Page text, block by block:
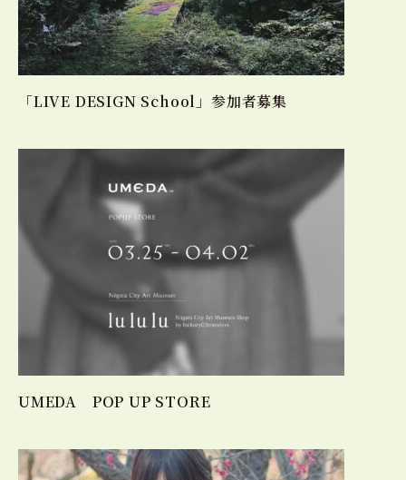
「LIVE DESIGN School」参加者募集
UMEDA POP UP STORE